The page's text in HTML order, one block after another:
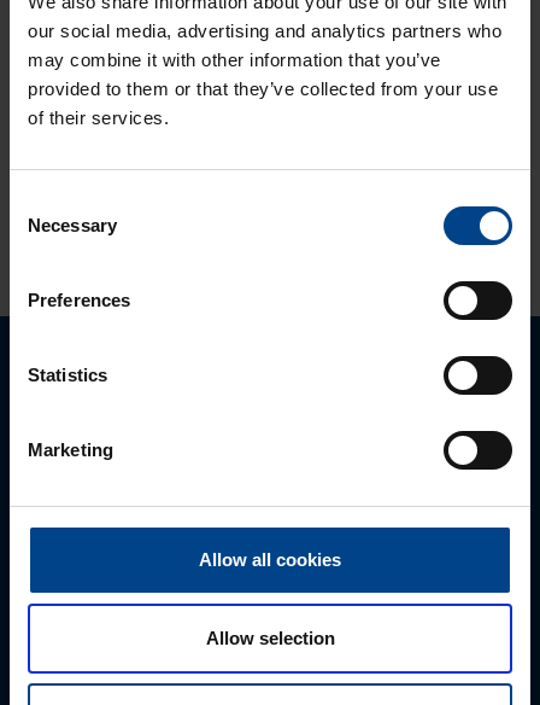
our social media, advertising and analytics partners who
may combine it with other information that you’ve
provided to them or that they’ve collected from your use
of their services.
Selection
Necessary
Preferences
Statistics
Marketing
Allow all cookies
Allow selection
Solcon-Igel
tuotteet jo lähes
30 vuotta
Ota yhteyttä!
Autamme mielellämme, jotta löydämme sinulle
sähköpostitse tai verkkolomakkeen kautta.